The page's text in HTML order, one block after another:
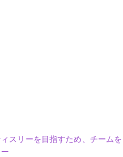
スリーを目指すため、チーム